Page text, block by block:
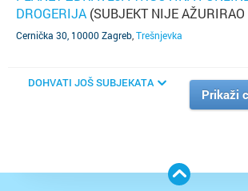
DROGERIJA (SUBJEKT NIJE AŽURIRAO
Cernička 30, 10000 Zagreb Trešnjevka
DOHVATI JOŠ SUBJEKATA
Prikaži